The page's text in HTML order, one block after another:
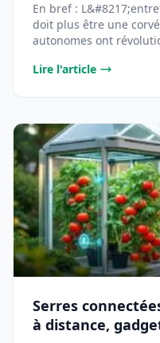
En bref :
doit plus être une
autonomes ont
Lire l'article
Serres
à distance,